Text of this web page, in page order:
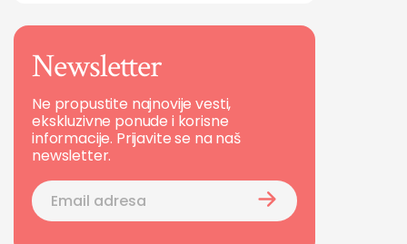
Newsletter
Ne propustite najnovije vesti,
ekskluzivne ponude i korisne
informacije. Prijavite se na naš
newsletter.